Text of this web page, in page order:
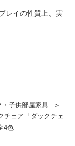
レイの性質上、実
・子供部屋家具
＞
チェア「ダックチェ
4色